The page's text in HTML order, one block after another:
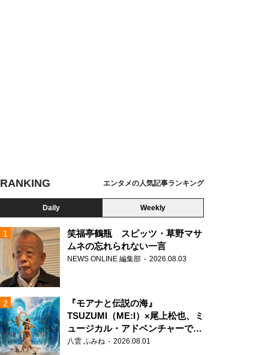
RANKING エンタメの人気記事ランキング
Daily Weekly
笑福亭鶴瓶 スピッツ・草野マサ
ムネの忘れられない一言
NEWS ONLINE 編集部 2026.08.03
『モアナと伝説の海』
TSUZUMI（ME:I）×尾上松也、ミ
ュージカル・アドベンチャーで美
声を響かせる
八雲 ふみね 2026.08.01